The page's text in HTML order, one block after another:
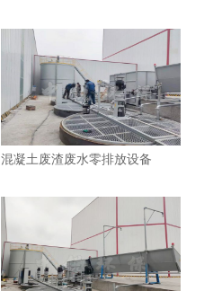
混凝土废渣废水零排放设备